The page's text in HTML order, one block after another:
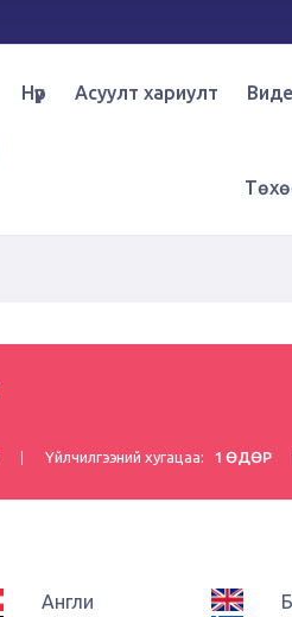
Нүүр Асуулт хариулт
Үйлчилгээний хугацаа: 1 ӨДӨР
Англи